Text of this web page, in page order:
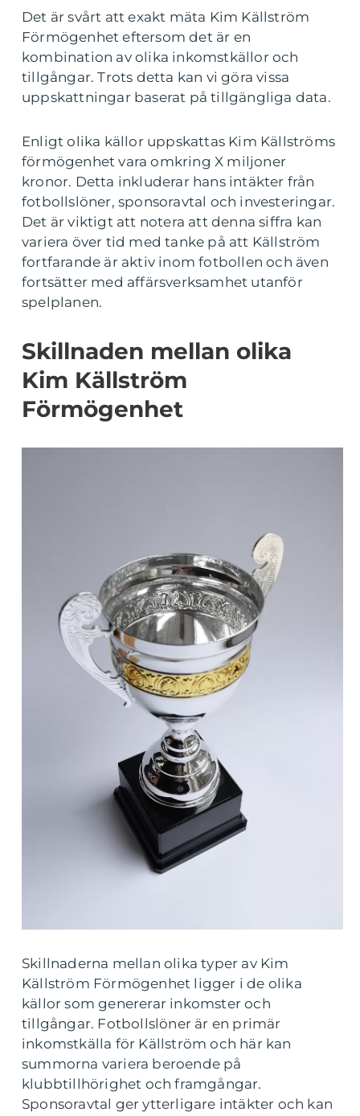
Det är svårt att exakt mäta Kim Källström
Förmögenhet eftersom det är en
kombination av olika inkomstkällor och
tillgångar. Trots detta kan vi göra vissa
uppskattningar baserat på tillgängliga data.
Enligt olika källor uppskattas Kim Källströms
förmögenhet vara omkring X miljoner
kronor. Detta inkluderar hans intäkter från
fotbollslöner, sponsoravtal och investeringar.
Det är viktigt att notera att denna siffra kan
variera över tid med tanke på att Källström
fortfarande är aktiv inom fotbollen och även
fortsätter med affärsverksamhet utanför
spelplanen.
Skillnaden mellan olika
Kim Källström
Förmögenhet
Skillnaderna mellan olika typer av Kim
Källström Förmögenhet ligger i de olika
källor som genererar inkomster och
tillgångar. Fotbollslöner är en primär
inkomstkälla för Källström och här kan
summorna variera beroende på
klubbtillhörighet och framgångar.
Sponsoravtal ger ytterligare intäkter och kan